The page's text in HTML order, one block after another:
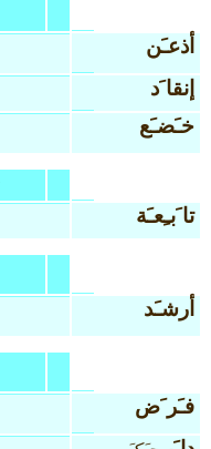
أذعـَن
إنقا َد
خـَضـَع
تا َبـِعـَة
أرشـَد
فـَر َض